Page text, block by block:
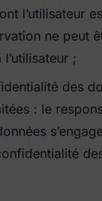
l’utilisateur
ne peut
;
des
: le